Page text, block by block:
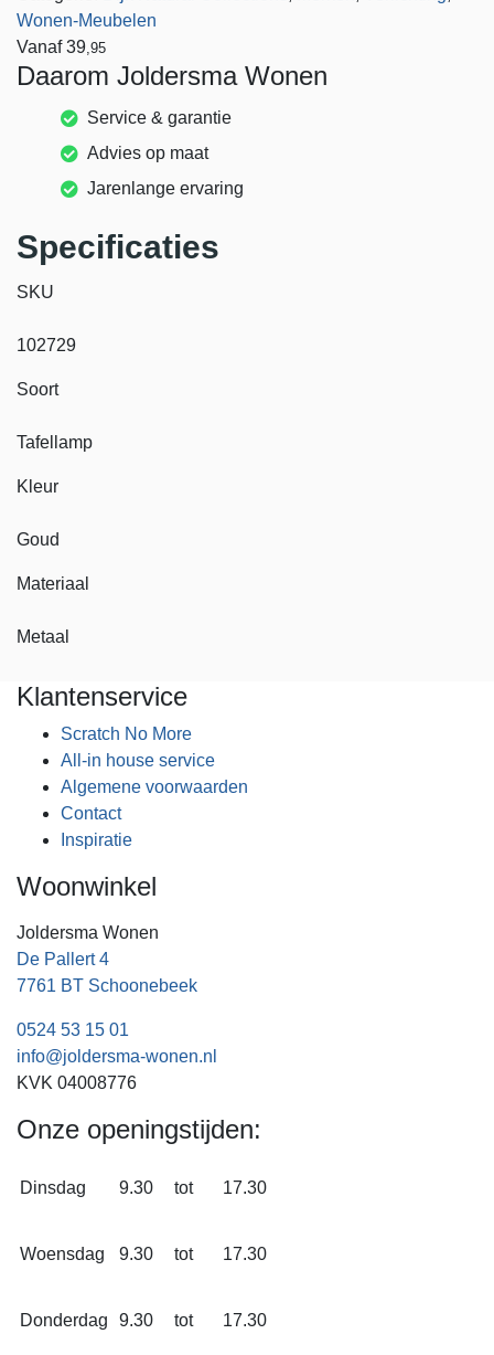
Wonen-Meubelen
Vanaf 39,95
Daarom Joldersma Wonen
Service & garantie
Advies op maat
Jarenlange ervaring
Specificaties
SKU
102729
Soort
Tafellamp
Kleur
Goud
Materiaal
Metaal
Klantenservice
Scratch No More
All-in house service
Algemene voorwaarden
Contact
Inspiratie
Woonwinkel
Joldersma Wonen
De Pallert 4
7761 BT Schoonebeek
0524 53 15 01
info@joldersma-wonen.nl
KVK 04008776
Onze openingstijden:
Dinsdag 9.30 tot 17.30
Woensdag 9.30 tot 17.30
Donderdag 9.30 tot 17.30